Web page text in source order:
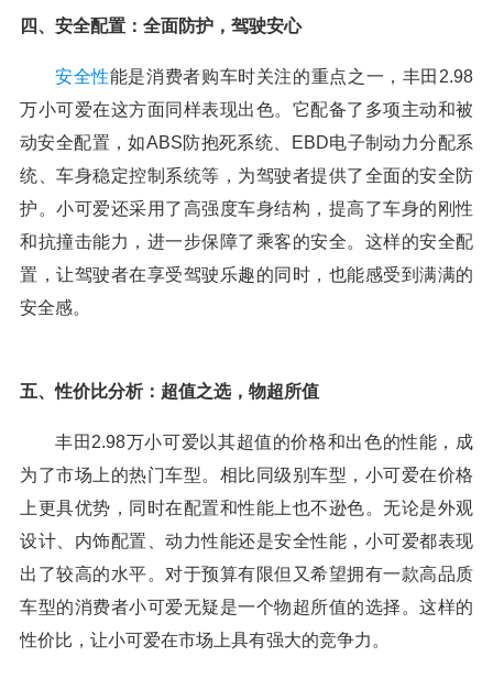
四、安全配置：全面防护，驾驶安心
安全性能是消费者购车时关注的重点之一，丰田2.98
万小可爱在这方面同样表现出色。它配备了多项主动和被
动安全配置，如ABS防抱死系统、EBD电子制动力分配系
统、车身稳定控制系统等，为驾驶者提供了全面的安全防
护。小可爱还采用了高强度车身结构，提高了车身的刚性
和抗撞击能力，进一步保障了乘客的安全。这样的安全配
置，让驾驶者在享受驾驶乐趣的同时，也能感受到满满的
安全感。
五、性价比分析：超值之选，物超所值
丰田2.98万小可爱以其超值的价格和出色的性能，成
为了市场上的热门车型。相比同级别车型，小可爱在价格
上更具优势，同时在配置和性能上也不逊色。无论是外观
设计、内饰配置、动力性能还是安全性能，小可爱都表现
出了较高的水平。对于预算有限但又希望拥有一款高品质
车型的消费者小可爱无疑是一个物超所值的选择。这样的
性价比，让小可爱在市场上具有强大的竞争力。